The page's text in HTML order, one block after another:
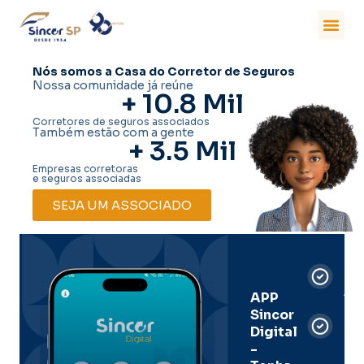
Nós somos a Casa do Corretor de Seguros
Nossa comunidade já reúne
+ 10.8 Mil
Corretores de seguros associados
Também estão com a gente
+ 3.5 Mil
Empresas corretoras
e seguros associadas
SEJA UM ASSOCIADO
APP
Sincor
Digital
-